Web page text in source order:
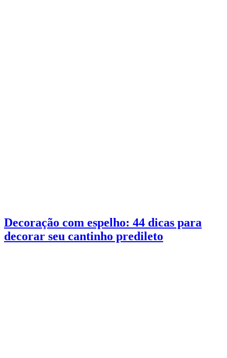
Decoração com espelho: 44 dicas para
decorar seu cantinho predileto